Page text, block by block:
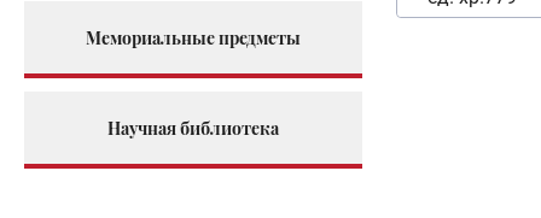
Мемориальные предметы
Научная библиотека